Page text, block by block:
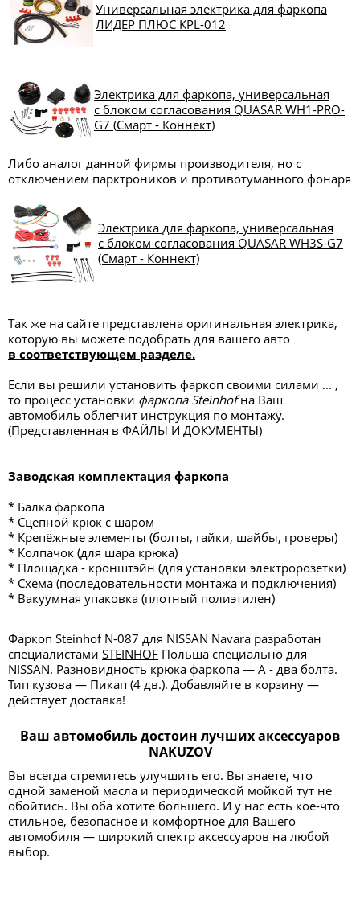
Универсальная электрика для фаркопа
ЛИДЕР ПЛЮС KPL-012
Электрика для фаркопа, универсальная
с блоком согласования QUASAR WH1-PRO-
G7 (Смарт - Коннект)
Либо аналог данной фирмы производителя, но с
отключением парктроников и противотуманного фонаря
Электрика для фаркопа, универсальная
с блоком согласования QUASAR WH3S-G7
(Смарт - Коннект)
Так же на сайте представлена оригинальная электрика,
которую вы можете подобрать для вашего авто
в соответствующем разделе.
Если вы решили установить фаркоп своими силами ... ,
то процесс установки фаркопа Steinhofна Ваш
автомобиль облегчит инструкция по монтажу.
(Представленная в ФАЙЛЫ И ДОКУМЕНТЫ)
Заводская комплектация фаркопа
* Балка фаркопа
* Сцепной крюк с шаром
* Крепёжные элементы (болты, гайки, шайбы, гроверы)
* Колпачок (для шара крюка)
* Площадка - кронштэйн (для установки электророзетки)
* Схема (последовательности монтажа и подключения)
* Вакуумная упаковка (плотный полиэтилен)
Фаркоп Steinhof N-087 для NISSAN Navara разработан
специалистами STEINHOF Польша специально для
NISSAN. Разновидность крюка фаркопа — А - два болта.
Тип кузова — Пикап (4 дв.). Добавляйте в корзину —
действует доставка!
Ваш автомобиль достоин лучших аксессуаров
NAKUZOV
Вы всегда стремитесь улучшить его. Вы знаете, что
одной заменой масла и периодической мойкой тут не
обойтись. Вы оба хотите большего. И у нас есть кое-что
стильное, безопасное и комфортное для Вашего
автомобиля — широкий спектр аксессуаров на любой
выбор.